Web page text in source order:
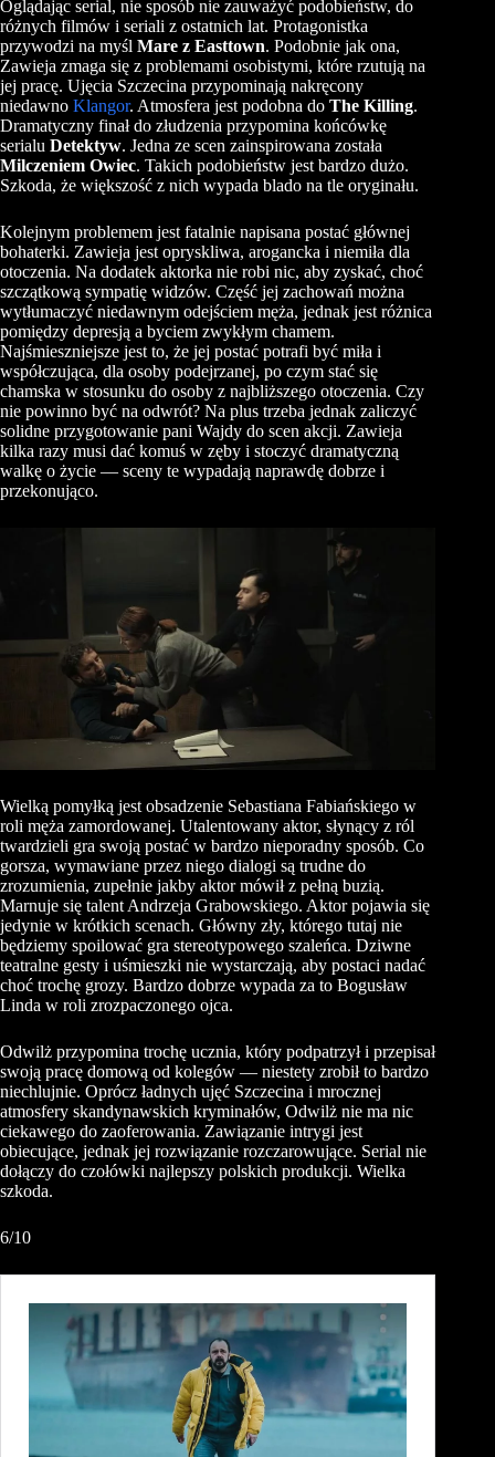
Oglądając serial, nie sposób nie zauważyć podobieństw, do
różnych filmów i seriali z ostatnich lat. Protagonistka
przywodzi na myśl Mare z Easttown. Podobnie jak ona,
Zawieja zmaga się z problemami osobistymi, które rzutują na
jej pracę. Ujęcia Szczecina przypominają nakręcony
niedawno Klangor. Atmosfera jest podobna do The Killing.
Dramatyczny finał do złudzenia przypomina końcówkę
serialu Detektyw. Jedna ze scen zainspirowana została
Milczeniem Owiec. Takich podobieństw jest bardzo dużo.
Szkoda, że większość z nich wypada blado na tle oryginału.
Kolejnym problemem jest fatalnie napisana postać głównej
bohaterki. Zawieja jest opryskliwa, arogancka i niemiła dla
otoczenia. Na dodatek aktorka nie robi nic, aby zyskać, choć
szczątkową sympatię widzów. Część jej zachowań można
wytłumaczyć niedawnym odejściem męża, jednak jest różnica
pomiędzy depresją a byciem zwykłym chamem.
Najśmieszniejsze jest to, że jej postać potrafi być miła i
współczująca, dla osoby podejrzanej, po czym stać się
chamska w stosunku do osoby z najbliższego otoczenia. Czy
nie powinno być na odwrót? Na plus trzeba jednak zaliczyć
solidne przygotowanie pani Wajdy do scen akcji. Zawieja
kilka razy musi dać komuś w zęby i stoczyć dramatyczną
walkę o życie — sceny te wypadają naprawdę dobrze i
przekonująco.
Wielką pomyłką jest obsadzenie Sebastiana Fabiańskiego w
roli męża zamordowanej. Utalentowany aktor, słynący z ról
twardzieli gra swoją postać w bardzo nieporadny sposób. Co
gorsza, wymawiane przez niego dialogi są trudne do
zrozumienia, zupełnie jakby aktor mówił z pełną buzią.
Marnuje się talent Andrzeja Grabowskiego. Aktor pojawia się
jedynie w krótkich scenach. Główny zły, którego tutaj nie
będziemy spoilować gra stereotypowego szaleńca. Dziwne
teatralne gesty i uśmieszki nie wystarczają, aby postaci nadać
choć trochę grozy. Bardzo dobrze wypada za to Bogusław
Linda w roli zrozpaczonego ojca.
Odwilż przypomina trochę ucznia, który podpatrzył i przepisał
swoją pracę domową od kolegów — niestety zrobił to bardzo
niechlujnie. Oprócz ładnych ujęć Szczecina i mrocznej
atmosfery skandynawskich kryminałów, Odwilż nie ma nic
ciekawego do zaoferowania. Zawiązanie intrygi jest
obiecujące, jednak jej rozwiązanie rozczarowujące. Serial nie
dołączy do czołówki najlepszy polskich produkcji. Wielka
szkoda.
6/10